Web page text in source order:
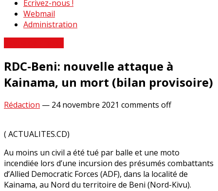
Ecrivez-nous !
Webmail
Administration
RDC-Beni: nouvelle attaque à
Kainama, un mort (bilan provisoire)
Rédaction — 24 novembre 2021 comments off
( ACTUALITES.CD)
Au moins un civil a été tué par balle et une moto
incendiée lors d’une incursion des présumés combattants
d’Allied Democratic Forces (ADF), dans la localité de
Kainama, au Nord du territoire de Beni (Nord-Kivu).